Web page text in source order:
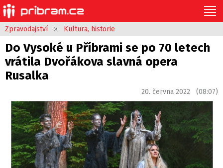
Zpravodajství » Kultura, historie
Do Vysoké u Příbrami se po 70 letech
vrátila Dvořákova slavná opera
Rusalka
20. června 2022 (08:07)